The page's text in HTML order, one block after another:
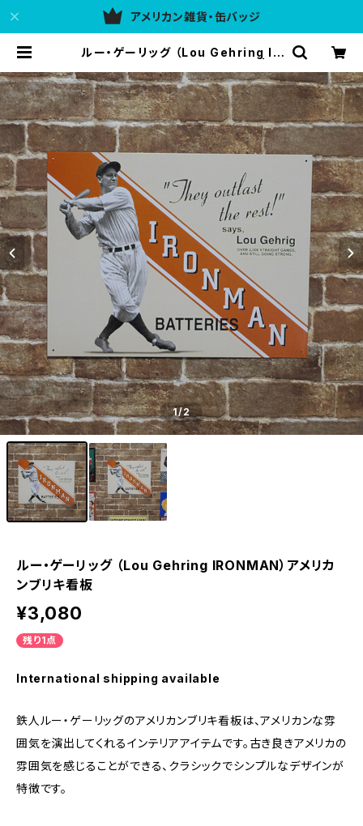
アメリカン雑貨・缶バッジ
ルー・ゲーリッグ （Lou Gehring IR
メリカン雑貨 437ULG
1/2
ルー・ゲーリッグ （Lou Gehring IRONMAN）アメリカ
ンブリキ看板
¥3,080
残り1点
International shipping available
鉄人ルー・ゲーリッグのアメリカンブリキ看板は、アメリカンな雰
囲気を演出してくれるインテリアアイテムです。古き良きアメリカの
雰囲気を感じることができる、クラシックでシンプルなデザインが
特徴です。